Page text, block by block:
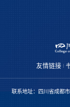
友情链接
联系地址：四川省成都